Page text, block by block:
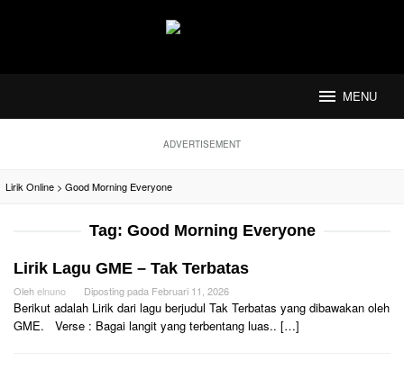
MENU
ADVERTISEMENT
Lirik Online > Good Morning Everyone
Tag: Good Morning Everyone
Lirik Lagu GME – Tak Terbatas
Olehelnuno Diposting pada Februari 11, 2026
Berikut adalah Lirik dari lagu berjudul Tak Terbatas yang dibawakan oleh
GME. Verse : Bagai langit yang terbentang luas.. […]